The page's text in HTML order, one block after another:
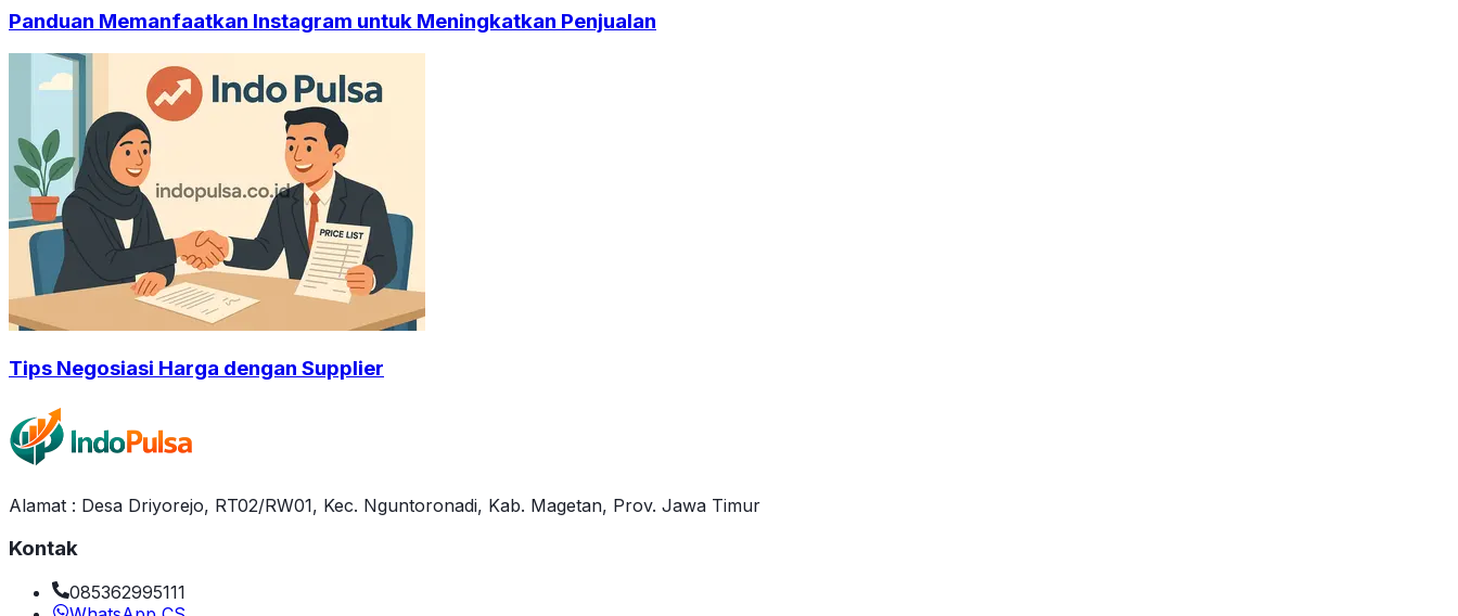
Panduan Memanfaatkan Instagram untuk Meningkatkan Penjualan
Tips Negosiasi Harga dengan Supplier
Alamat : Desa Driyorejo, RT02/RW01, Kec. Nguntoronadi, Kab. Magetan, Prov. Jawa Timur
Kontak
085362995111